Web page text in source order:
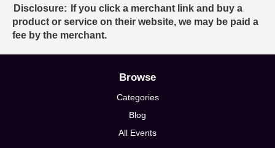
Disclosure:
If you click a merchant link and buy a
product or service on their website, we may be paid a
fee by the merchant.
Browse
Categories
Blog
All Events